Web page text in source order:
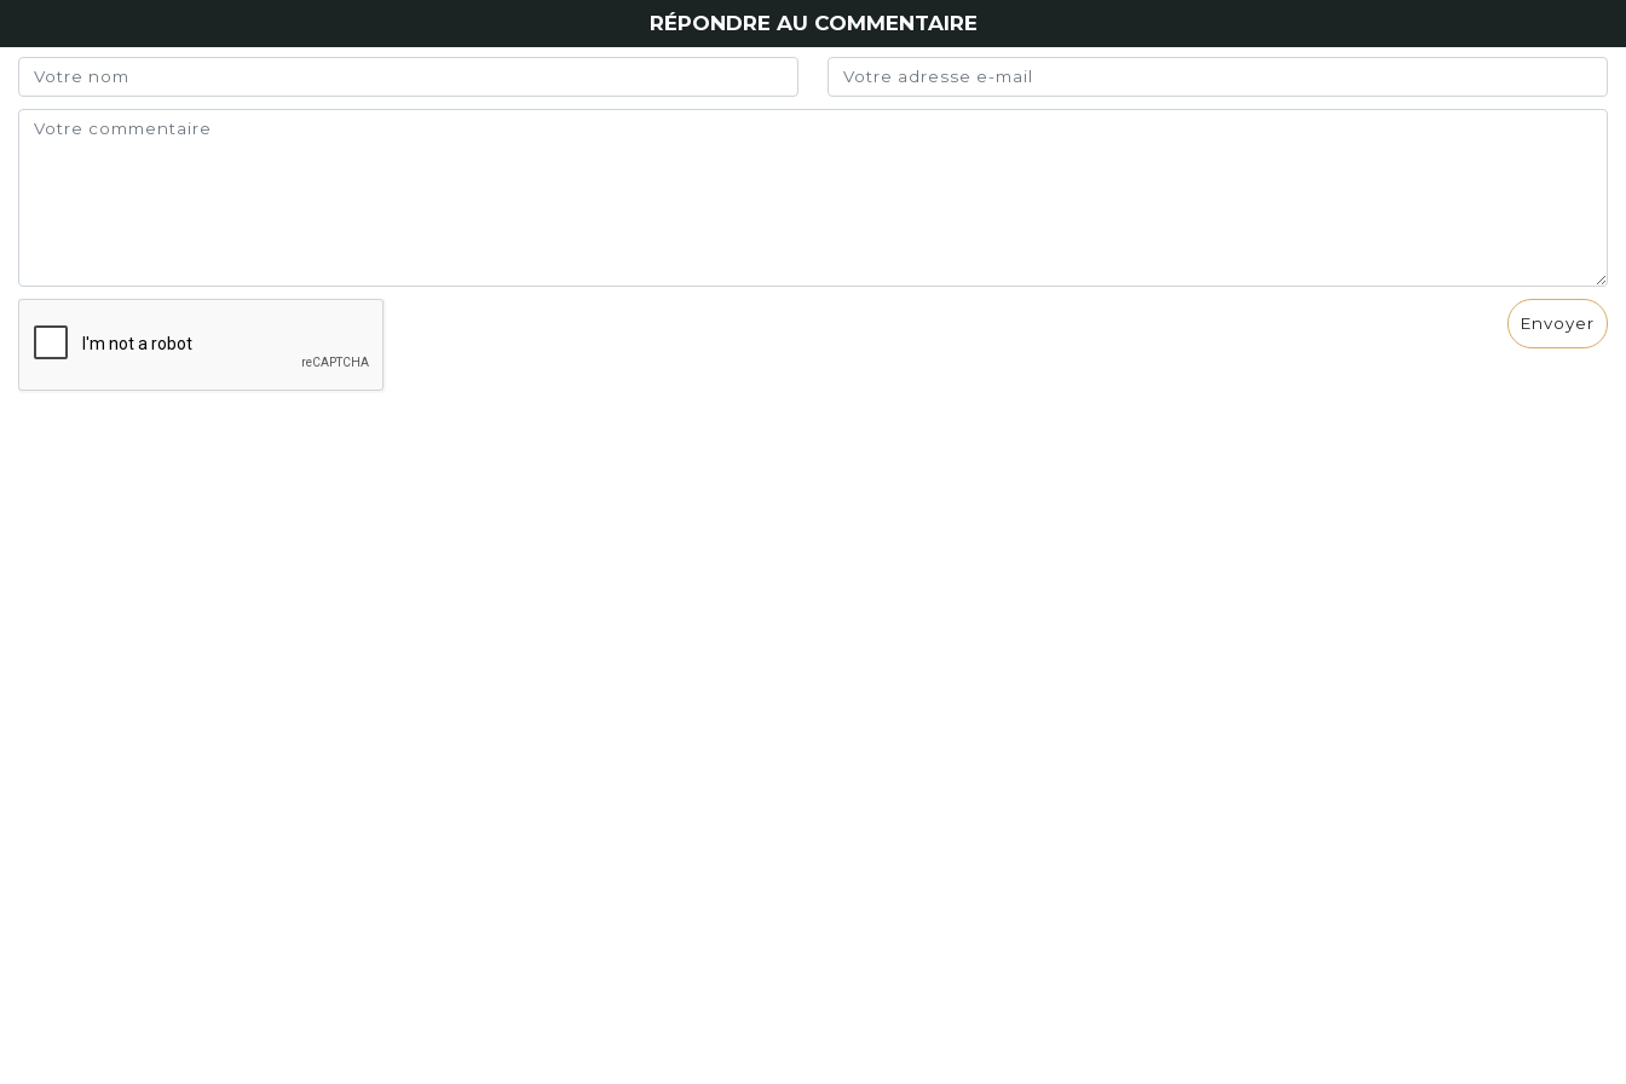
RÉPONDRE AU COMMENTAIRE